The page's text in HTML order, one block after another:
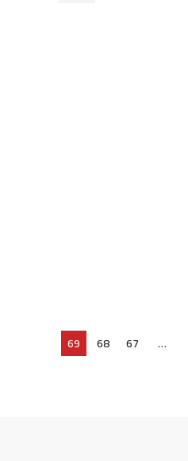
…
67
68
69